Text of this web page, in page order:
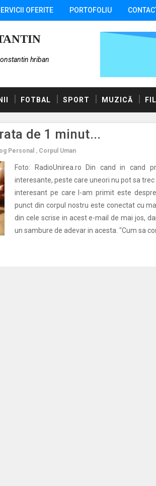
OFERITE PORTOFOLIU
hriban
FOTBAL SPORT MUZICĂ
de 1 minut...
Personal , Corpul Uman
Foto: RadioUnirea.ro Din cand in cand
interesante, peste care uneori nu pot sa
interesant pe care l-am primit este
punct din corpul nostru este conectat cu
din cele scrise in acest e-mail de mai jos,
un sambure de adevar in acesta. "Cum sa